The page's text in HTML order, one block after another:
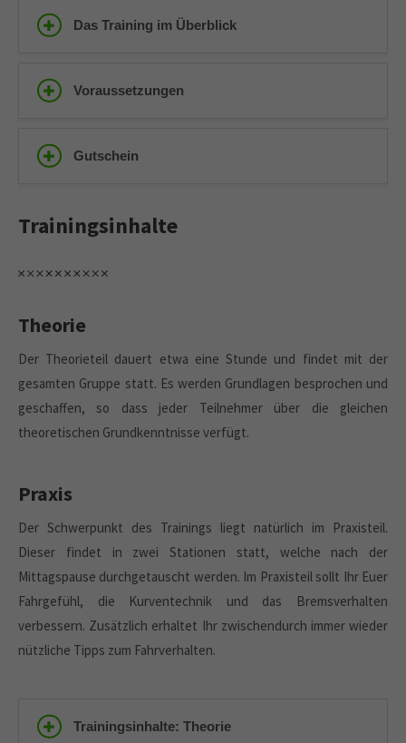
Das Training im Überblick
Voraussetzungen
Gutschein
Trainingsinhalte
Theorie
Der Theorieteil dauert etwa eine Stunde und findet mit der
gesamten Gruppe statt. Es werden Grundlagen besprochen und
geschaffen, so dass jeder Teilnehmer über die gleichen
theoretischen Grundkenntnisse verfügt.
Praxis
Der Schwerpunkt des Trainings liegt natürlich im Praxisteil.
Dieser findet in zwei Stationen statt, welche nach der
Mittagspause durchgetauscht werden. Im Praxisteil sollt Ihr Euer
Fahrgefühl, die Kurventechnik und das Bremsverhalten
verbessern. Zusätzlich erhaltet Ihr zwischendurch immer wieder
nützliche Tipps zum Fahrverhalten.
Trainingsinhalte: Theorie